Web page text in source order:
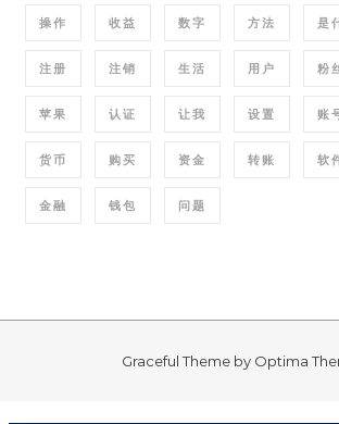
操作 收益 数字 方法 是
注册 注销 生活 用户 粉
苹果 认证 让我 设置 账
货币 购买 资金 转账 软
金融 钱包 问题
Graceful Theme by Optima